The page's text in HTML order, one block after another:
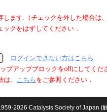
します.（チェックを外した場合は
クをはずしてください．
ログインできない方はこちら
プアップブロックをoffにしてくだ
、 こちら をご参照ください．
2026 Catalysis Society of Japan (